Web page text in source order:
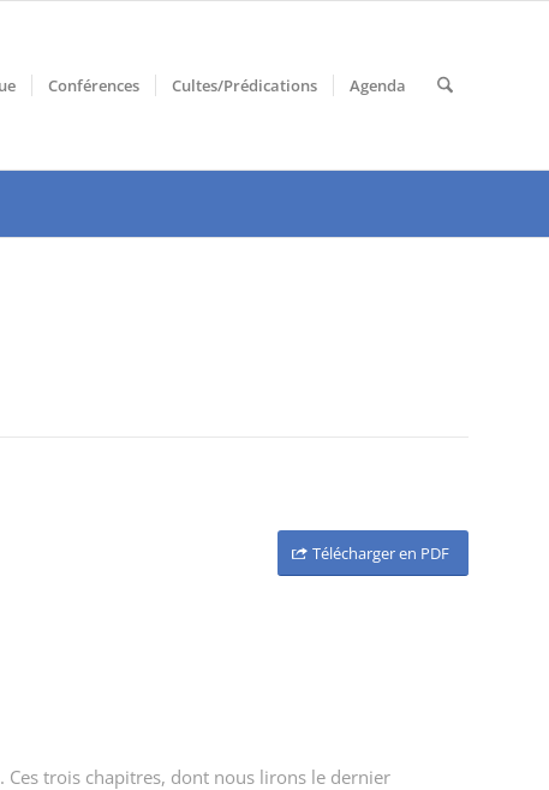
Conférences Cultes/Prédications Agenda
Télécharger en PDF
trois chapitres, dont nous lirons le dernier